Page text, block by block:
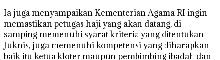
Ia juga menyampaikan Kementerian Agama RI ingin
memastikan petugas haji yang akan datang, di
samping memenuhi syarat kriteria yang ditentukan
Juknis, juga memenuhi kompetensi yang diharapkan
baik itu ketua kloter maupun pembimbing ibadah dan